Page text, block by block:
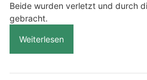
Beide wurden verletzt und durch
gebracht.
Weiterlesen